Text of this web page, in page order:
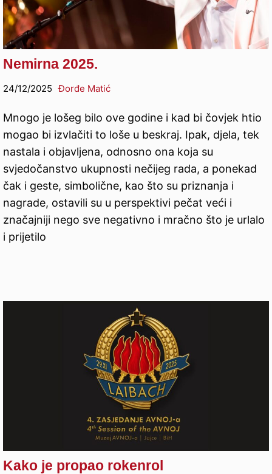
Nemirna 2025.
24/12/2025 Đorđe Matić
Mnogo je lošeg bilo ove godine i kad bi čovjek htio
mogao bi izvlačiti to loše u beskraj. Ipak, djela, tek
nastala i objavljena, odnosno ona koja su
svjedočanstvo ukupnosti nečijeg rada, a ponekad
čak i geste, simbolične, kao što su priznanja i
nagrade, ostavili su u perspektivi pečat veći i
značajniji nego sve negativno i mračno što je urlalo
i prijetilo
Kako je propao rokenrol